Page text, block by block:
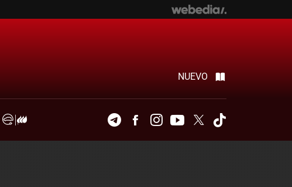
NUEVO
TelegramFacebookInstagramYoutubeTwitter